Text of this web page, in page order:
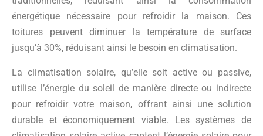
énergétique nécessaire pour refroidir la maison. Ces
toitures peuvent diminuer la température de surface
jusqu’à 30%, réduisant ainsi le besoin en climatisation.
La climatisation solaire, qu’elle soit active ou passive,
utilise l’énergie du soleil de manière directe ou indirecte
pour refroidir votre maison, offrant ainsi une solution
durable et économiquement viable. Les systèmes de